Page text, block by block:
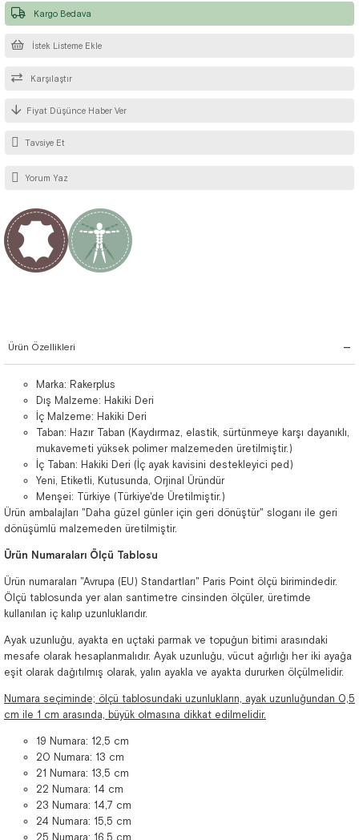
İstek Listeme Ekle
Karşılaştır
Fiyat Düşünce Haber Ver
Kargo Bedava
Tavsiye Et
Yorum Yaz
Ürün Özellikleri
Marka: Rakerplus
Dış Malzeme: Hakiki Deri
İç Malzeme: Hakiki Deri
Taban: Hazır Taban (Kaydırmaz, elastik, sürtünmeye karşı dayanıklı,
mukavemeti yüksek polimer malzemeden üretilmiştir.)
İç Taban: Hakiki Deri (İç ayak kavisini destekleyici ped)
Yeni, Etiketli, Kutusunda, Orjinal Üründür
Menşei: Türkiye (Türkiye'de Üretilmiştir.)
Ürün ambalajları "Daha güzel günler için geri dönüştür" sloganı ile geri
dönüşümlü malzemeden üretilmiştir.
Ürün Numaraları Ölçü Tablosu
Ürün numaraları "Avrupa (EU) Standartları" Paris Point ölçü birimindedir.
Ölçü tablosunda yer alan santimetre cinsinden ölçüler, üretimde
kullanılan iç kalıp uzunluklarıdır.
Ayak uzunluğu, ayakta en uçtaki parmak ve topuğun bitimi arasındaki
mesafe olarak hesaplanmalıdır. Ayak uzunluğu, vücut ağırlığı her iki ayağa
eşit olarak dağıtılmış olarak, yalın ayakla ve ayakta dururken ölçülmelidir.
Numara seçiminde; ölçü tablosundaki uzunlukların, ayak uzunluğundan 0,5
cm ile 1 cm arasında, büyük olmasına dikkat edilmelidir.
19 Numara: 12,5 cm
20 Numara: 13 cm
21 Numara: 13,5 cm
22 Numara: 14 cm
23 Numara: 14,7 cm
24 Numara: 15,5 cm
25 Numara: 16,5 cm